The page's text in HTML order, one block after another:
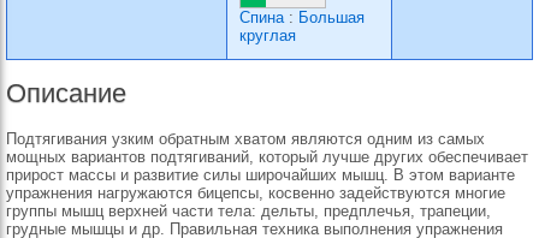
Спина: Большая
круглая
Описание
Подтягивания узким обратным хватом являются одним из самых
мощных вариантов подтягиваний, который лучше других обеспечивает
прирост массы и развитие силы широчайших мышц. В этом варианте
упражнения нагружаются бицепсы, косвенно задействуются многие
группы мышц верхней части тела: дельты, предплечья, трапеции,
грудные мышцы и др. Правильная техника выполнения упражнения